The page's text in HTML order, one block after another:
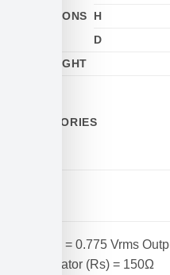
DIMENSIONS
H
D
NET WEIGHT
ACCESSORIES
0 dBu = 0.775 Vrms
generator (Rs) = 150Ω